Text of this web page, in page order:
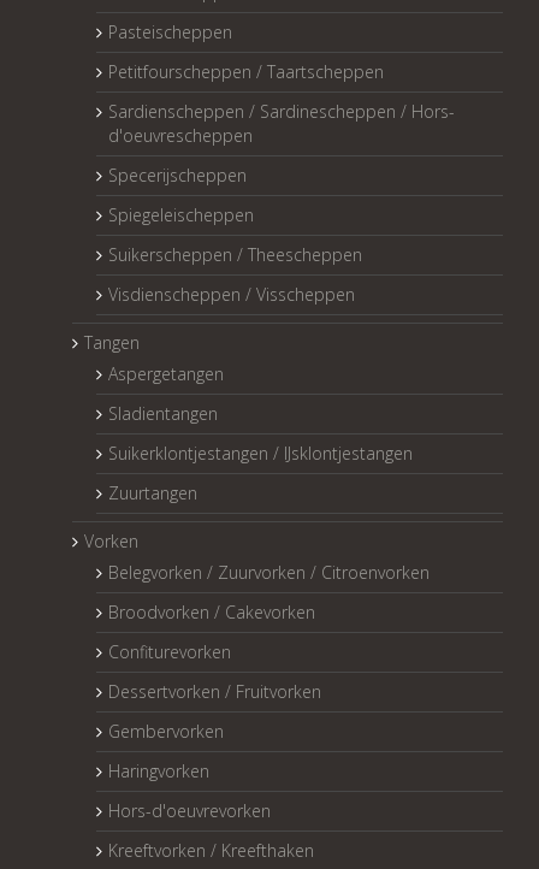
Pasteischeppen
Petitfourscheppen / Taartscheppen
Sardienscheppen / Sardinescheppen / Hors-
d'oeuvrescheppen
Specerijscheppen
Spiegeleischeppen
Suikerscheppen / Theescheppen
Visdienscheppen / Visscheppen
Tangen
Aspergetangen
Sladientangen
Suikerklontjestangen / IJsklontjestangen
Zuurtangen
Vorken
Belegvorken / Zuurvorken / Citroenvorken
Broodvorken / Cakevorken
Confiturevorken
Dessertvorken / Fruitvorken
Gembervorken
Haringvorken
Hors-d'oeuvrevorken
Kreeftvorken / Kreefthaken